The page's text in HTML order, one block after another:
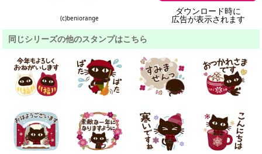
(c)beniorange
ダウンロード時に
広告が表示されます
同じシリーズの他のスタンプはこちら